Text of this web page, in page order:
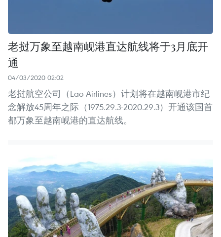
老挝万象至越南岘港直达航线将于3月底开
通
04/03/2020 02:02
老挝航空公司（Lao Airlines）计划将在越南岘港市纪
念解放45周年之际（1975.29.3-2020.29.3）开通该国首
都万象至越南岘港的直达航线。